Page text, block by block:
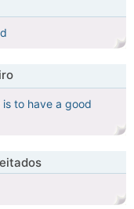
to have a good